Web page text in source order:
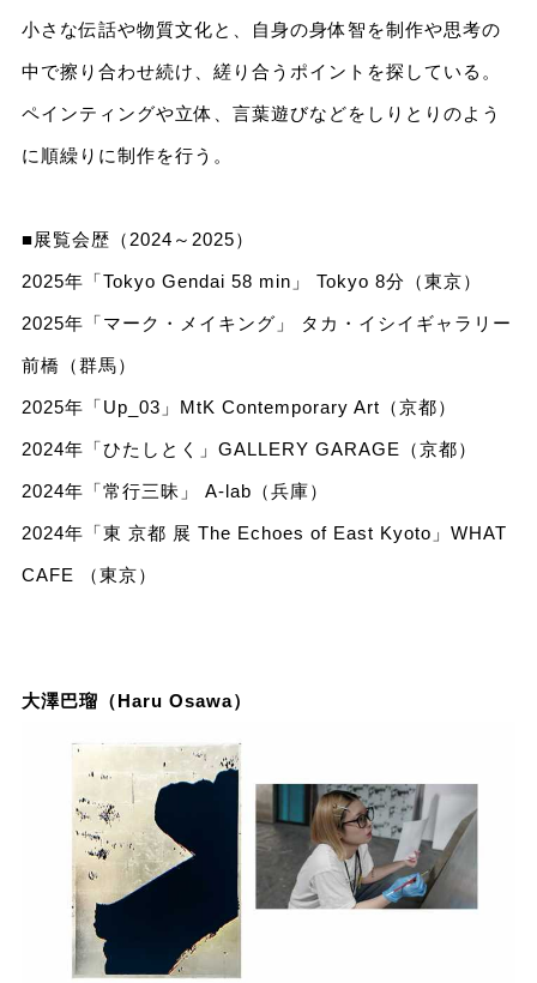
小さな伝話や物質文化と、自身の身体智を制作や思考の
中で擦り合わせ続け、縒り合うポイントを探している。
ペインティングや立体、言葉遊びなどをしりとりのよう
に順繰りに制作を行う。
■展覧会歴（2024～2025）
2025年「Tokyo Gendai 58 min」 Tokyo 8分（東京）
2025年「マーク・メイキング」 タカ・イシイギャラリー
前橋（群馬）
2025年「Up_03」MtK Contemporary Art（京都）
2024年「ひたしとく」GALLERY GARAGE（京都）
2024年「常⾏三昧」 A-lab（兵庫）
2024年「東 京都 展 The Echoes of East Kyoto」WHAT
CAFE （東京）
大澤巴瑠（Haru Osawa）